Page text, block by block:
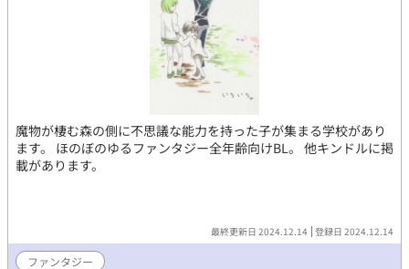
魔物が棲む森の側に不思議な能力を持った子が集まる学校があり
ます。 ほのぼのゆるファンタジー全年齢向けBL。 他キンドルに掲
載があります。
最終更新日 2024.12.14 登録日 2024.12.14
ファンタジー